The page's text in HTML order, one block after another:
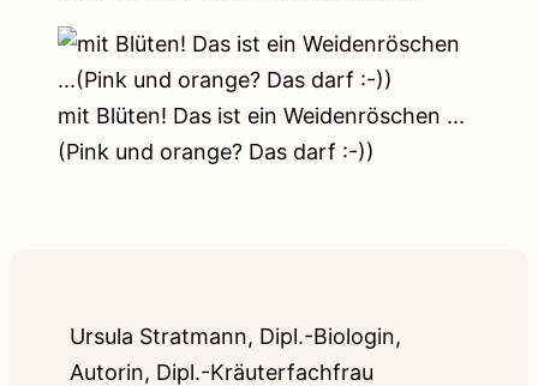
mit Blüten! Das ist ein Weidenröschen ...
(Pink und orange? Das darf :-))
Ursula Stratmann, Dipl.-Biologin,
Autorin, Dipl.-Kräuterfachfrau